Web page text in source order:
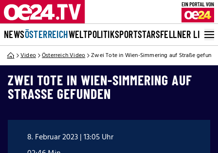
NEWSÖSTERREICHWELTPOLITIKSPORTSTARSFELLNER LIVE
Video Österreich Video Zwei Tote in Wien-Simmering auf Straße
ZWEI TOTE IN WIEN-SIMMERING AUF
STRASSE GEFUNDEN
8. Februar 2023 | 13:05 Uhr